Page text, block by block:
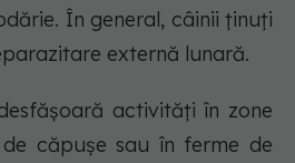
În general, câinii ținuți
externă lunară.
activități în zone
căpușe sau în ferme de